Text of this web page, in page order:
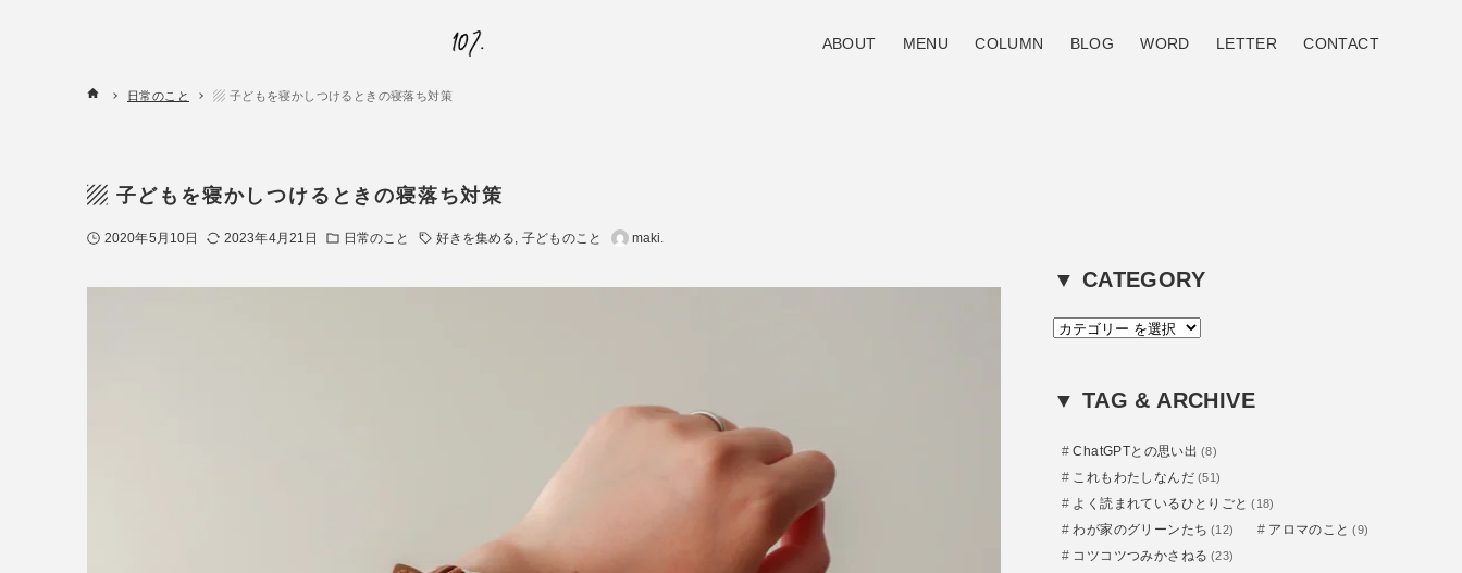
ABOUT MENU COLUMN BLOG WORD LETTER CONTACT
日常のこと ▨ 子どもを寝かしつけるときの寝落ち対策
▨ 子どもを寝かしつけるときの寝落ち対策
2020年5月10日 2023年4月21日 日常のこと 好きを集める 子どものこと maki.
▼ CATEGORY
カ
リ
▼ TAG & ARCHIVE
ChatGPTとの思い出 (8)
これもわたしなんだ (51)
よく読まれているひとりごと (18)
わが家のグリーンたち (12) アロマのこと (9)
コツコツつみかさねる (23)